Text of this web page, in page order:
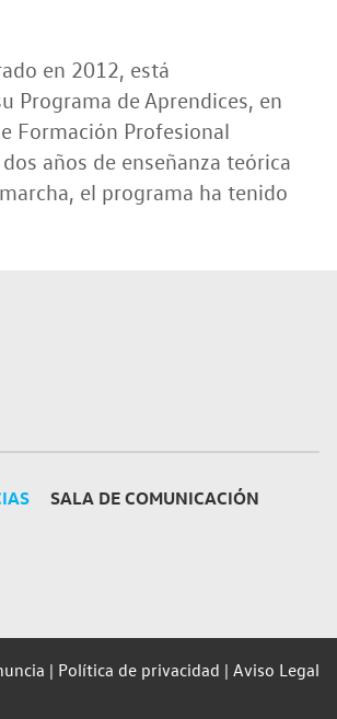
en 2012, está
Programa de Aprendices, en
Formación Profesional
años de enseñanza teórica
el programa ha tenido
SALA DE COMUNICACIÓN
Política de privacidad Aviso Legal